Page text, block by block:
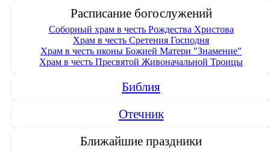
Расписание богослужений
Соборный храм в честь Рождества Христова
Храм в честь Сретения Господня
Храм в честь иконы Божией Матери "Знамение"
Храм в честь Пресвятой Живоначальной Троицы
Библия
Отечник
Ближайшие праздники